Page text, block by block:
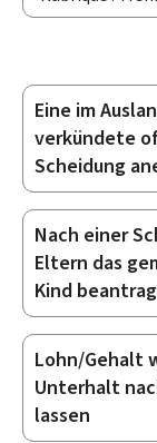
Eine im
verkündete
Scheidung
Nach einer
Eltern das
Kind
Lohn/Gehalt
Unterhalt
lassen